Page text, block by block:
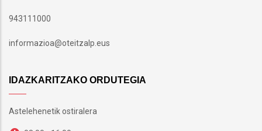
943111000
informazioa@oteitzalp.eus
IDAZKARITZAKO ORDUTEGIA
Astelehenetik ostiralera